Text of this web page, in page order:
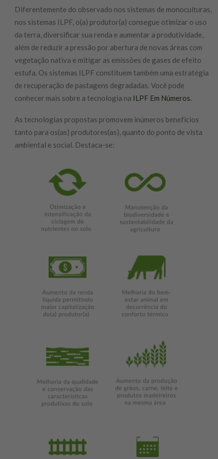
Diferentemente do observado nos sistemas de monoculturas,
nos sistemas ILPF, o(a) produtor(a) consegue otimizar o uso
da terra, diversificar sua renda e aumentar a produtividade,
além de reduzir a pressão por abertura de novas áreas com
vegetação nativa e mitigar as emissões de gases de efeito
estufa. Os sistemas ILPF constituem também uma estratégia
de recuperação de pastagens degradadas. Você pode
conhecer mais sobre a tecnologia na ILPF Em Números.
As tecnologias propostas promovem inúmeros benefícios
tanto para os(as) produtores(as), quanto do ponto de vista
ambiental e social. Destaca-se: